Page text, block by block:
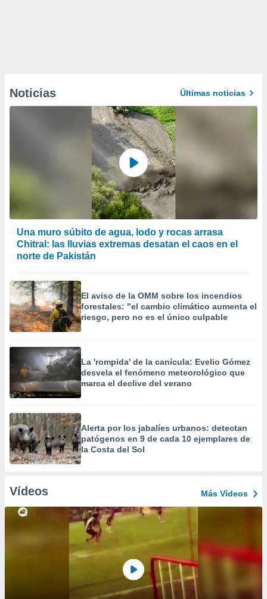
Noticias Últimas noticias
Una muro súbito de agua, lodo y rocas arrasa
Chitral: las lluvias extremas desatan el caos en el
norte de Pakistán
El aviso de la OMM sobre los incendios
forestales: "el cambio climático aumenta el
riesgo, pero no es el único culpable
La 'rompida' de la canícula: Evelio Gómez
desvela el fenómeno meteorológico que
marca el declive del verano
Alerta por los jabalíes urbanos: detectan
patógenos en 9 de cada 10 ejemplares de
la Costa del Sol
Vídeos Más Vídeos